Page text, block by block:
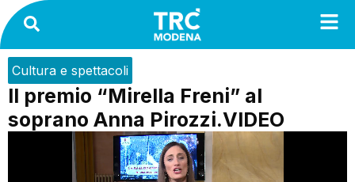
Cultura e spettacoli
Il premio “Mirella Freni” al
soprano Anna Pirozzi.VIDEO